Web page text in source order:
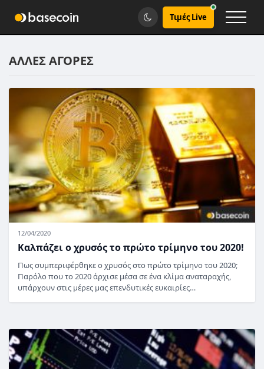
Τιμές Live
ΑΛΛΕΣ ΑΓΟΡΕΣ
12/04/2020
Καλπάζει ο χρυσός το πρώτο τρίμηνο του 2020!
Πως συμπεριφέρθηκε ο χρυσός στο πρώτο τρίμηνο του 2020;
Παρόλο που το 2020 άρχισε μέσα σε ένα κλίμα αναταραχής,
υπάρχουν στις μέρες μας επενδυτικές ευκαιρίες…